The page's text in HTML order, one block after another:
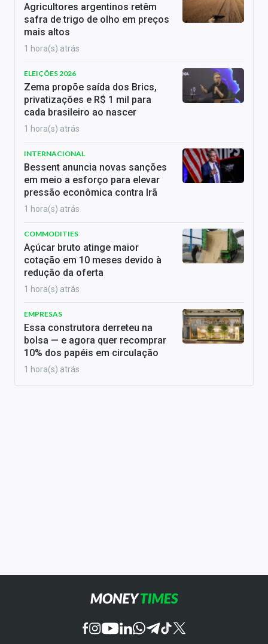
Agricultores argentinos retêm
safra de trigo de olho em preços
mais altos
1 hora(s) atrás
ELEIÇÕES 2026
Zema propõe saída dos Brics,
privatizações e R$ 1 mil para
cada brasileiro ao nascer
1 hora(s) atrás
INTERNACIONAL
Bessent anuncia novas sanções
em meio a esforço para elevar
pressão econômica contra Irã
1 hora(s) atrás
COMMODITIES
Açúcar bruto atinge maior
cotação em 10 meses devido à
redução da oferta
1 hora(s) atrás
EMPRESAS
Essa construtora derreteu na
bolsa — e agora quer recomprar
10% dos papéis em circulação
1 hora(s) atrás